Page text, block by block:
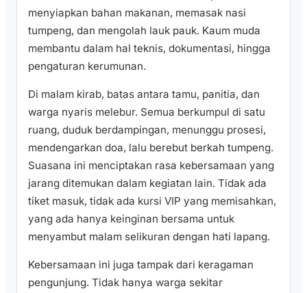
menyiapkan bahan makanan, memasak nasi
tumpeng, dan mengolah lauk pauk. Kaum muda
membantu dalam hal teknis, dokumentasi, hingga
pengaturan kerumunan.
Di malam kirab, batas antara tamu, panitia, dan
warga nyaris melebur. Semua berkumpul di satu
ruang, duduk berdampingan, menunggu prosesi,
mendengarkan doa, lalu berebut berkah tumpeng.
Suasana ini menciptakan rasa kebersamaan yang
jarang ditemukan dalam kegiatan lain. Tidak ada
tiket masuk, tidak ada kursi VIP yang memisahkan,
yang ada hanya keinginan bersama untuk
menyambut malam selikuran dengan hati lapang.
Kebersamaan ini juga tampak dari keragaman
pengunjung. Tidak hanya warga sekitar